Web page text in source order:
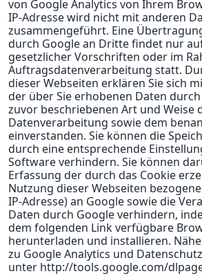
von Google Analytics von Ihrem
IP-Adresse wird nicht mit anderen
zusammengeführt. Eine
durch Google an Dritte findet nur
gesetzlicher Vorschriften oder im
Auftragsdatenverarbeitung statt.
dieser Webseiten erklären Sie sich
der über Sie erhobenen Daten
zuvor beschriebenen Art und Weise
Datenverarbeitung sowie dem
einverstanden. Sie können die
durch eine entsprechende
Software verhindern. Sie können
Erfassung der durch das Cookie
Nutzung dieser Webseiten
IP-Adresse) an Google sowie die
Daten durch Google verhindern,
dem folgenden Linkverfügbare
herunterladen und installieren.
zu Google Analytics und
unter http://tools.google.com/